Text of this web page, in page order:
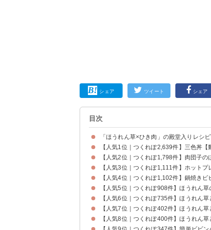
シェア ツイート シェア
目次
「ほうれん草×ひき肉」の殿堂入りレシ
【人気1位｜つくれぽ2,639件】三色丼【
【人気2位｜つくれぽ1,798件】肉団子の
【人気3位｜つくれぽ1,111件】ホット
【人気4位｜つくれぽ1,102件】鍋焼きビ
【人気5位｜つくれぽ908件】ほうれん草
【人気6位｜つくれぽ735件】ほうれん
【人気7位｜つくれぽ402件】ほうれん
【人気8位｜つくれぽ400件】ほうれん